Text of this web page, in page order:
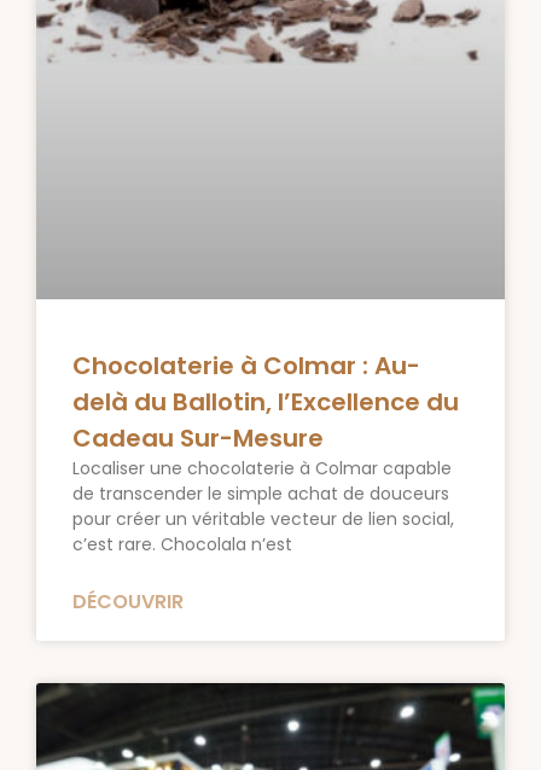
Chocolaterie à Colmar : Au-
delà du Ballotin, l’Excellence du
Cadeau Sur-Mesure
Localiser une chocolaterie à Colmar capable
de transcender le simple achat de douceurs
pour créer un véritable vecteur de lien social,
c’est rare. Chocolala n’est
DÉCOUVRIR